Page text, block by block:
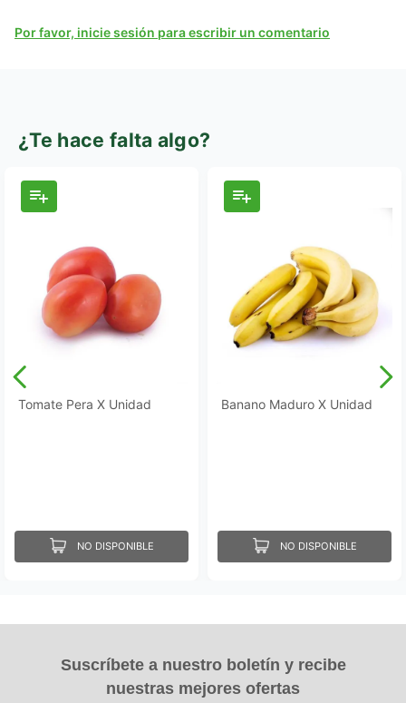
Por favor, inicie sesión para escribir un comentario
¿Te hace falta algo?
Tomate Pera X Unidad
NO DISPONIBLE
Banano Maduro X Unidad
NO DISPONIBLE
Suscríbete a nuestro boletín y recibe
nuestras mejores ofertas